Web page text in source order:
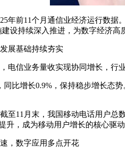
前11个月通信业经济运行数据
设持续深入推进，为数字经济
展基础持续夯实
信业务量收实现协同增长，行业
增长0.9%，保持稳步增长态
月末，我国移动电话用户总数
升，成为移动用户增长的核心驱
，数字应用多点开花